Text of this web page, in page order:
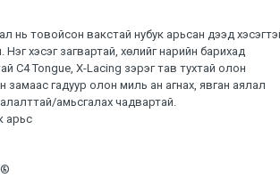
нь товойсон вакстай нубук арьсан дээд
хэсэг загвартай, хөлийг нарийн барихад
C4 Tongue, X-Lacing зэрэг тав тухтай олон
гадуур олон миль ан агнах, явган аялал
амьсгалах чадвартай.
арьс